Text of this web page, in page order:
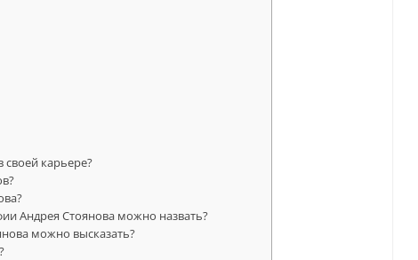
своей карьере?
Андрея Стоянова можно назвать?
можно высказать?